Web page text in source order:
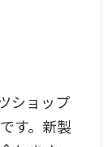
ショップ
す。新製